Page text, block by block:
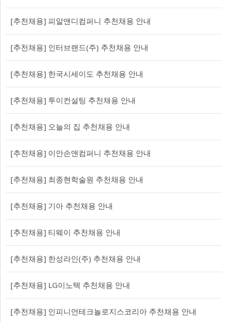
[추천채용] 피알앤디컴퍼니 추천채용 안내
[추천채용] 인터브랜드(주) 추천채용 안내
[추천채용] 한국시세이도 추천채용 안내
[추천채용] 투이컨설팅 추천채용 안내
[추천채용] 오늘의 집 추천채용 안내
[추천채용] 이안손앤컴퍼니 추천채용 안내
[추천채용] 최종현학술원 추천채용 안내
[추천채용] 기아 추천채용 안내
[추천채용] 티웨이 추천채용 안내
[추천채용] 한성라인(주) 추천채용 안내
[추천채용] LG이노텍 추천채용 안내
[추천채용] 인피니언테크놀로지스코리아 추천채용 안내